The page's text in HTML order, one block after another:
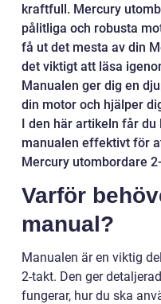
kraftfull. Mercury
pålitliga och robusta
få ut det mesta av din
det viktigt att läsa
Manualen ger dig en
din motor och hjälper
I den här artikeln får
manualen effektivt för
Mercury utombordare
Varför
manual?
Manualen är en viktig
2-takt. Den ger
fungerar, hur du ska